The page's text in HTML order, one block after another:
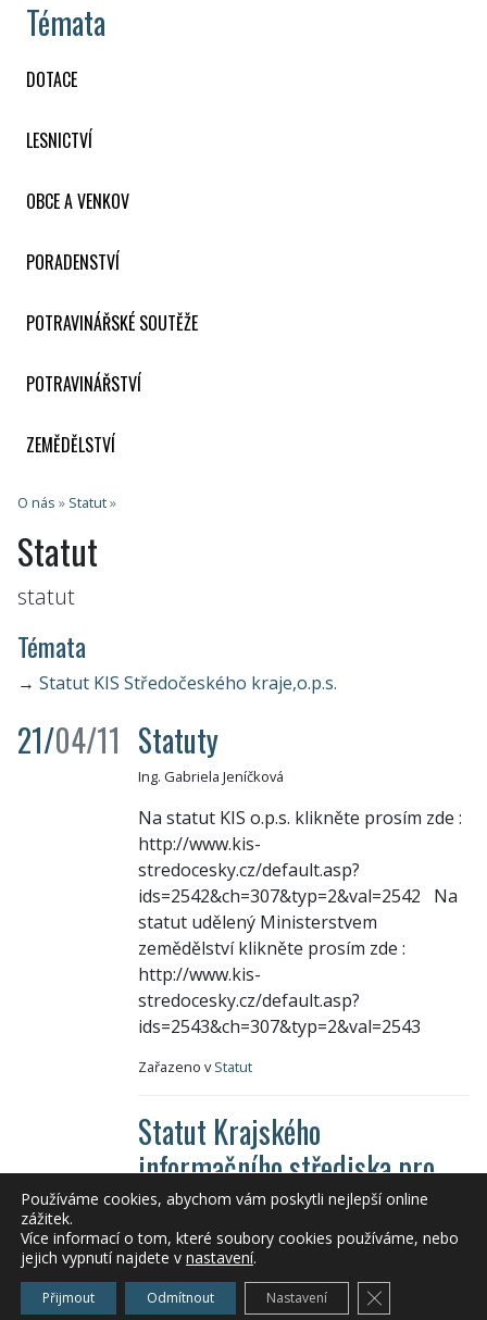
Témata
DOTACE
LESNICTVÍ
OBCE A VENKOV
PORADENSTVÍ
POTRAVINÁŘSKÉ SOUTĚŽE
POTRAVINÁŘSTVÍ
ZEMĚDĚLSTVÍ
O nás » Statut»
Statut
statut
Témata
→ Statut KIS Středočeského kraje,o.p.s.
21/04/11 Statuty
Ing. Gabriela Jeníčková
Na statut KIS o.p.s. klikněte prosím zde :
http://www.kis-
stredocesky.cz/default.asp?
ids=2542&ch=307&typ=2&val=2542 Na
statut udělený Ministerstvem
zemědělství klikněte prosím zde :
http://www.kis-
stredocesky.cz/default.asp?
ids=2543&ch=307&typ=2&val=2543
Zařazeno vStatut
Statut Krajského
informačního střediska pro
zemědělství a venkov. Platný
od 27.6.2011.
Zařazeno vStatut KIS Středočeského kraje,o.p.s.
Používáme cookies, abychom vám poskytli nejlepší online
zážitek.
Více informací o tom, které soubory cookies používáme, nebo
jejich vypnutí najdete v nastavení.
Přijmout Odmítnout Nastavení Zavřít cookie